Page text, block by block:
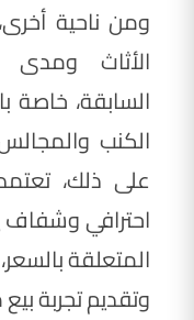
ومن ناحية
الأثاث ومدى
السابقة، خاصة
الكنب
على ذلك،
احترافي
المتعلقة
وتقديم تجربة